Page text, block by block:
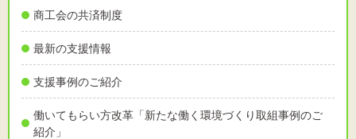
商工会の共済制度
最新の支援情報
支援事例のご紹介
働いてもらい方改革「新たな働く環境づくり取組事例のご
紹介」